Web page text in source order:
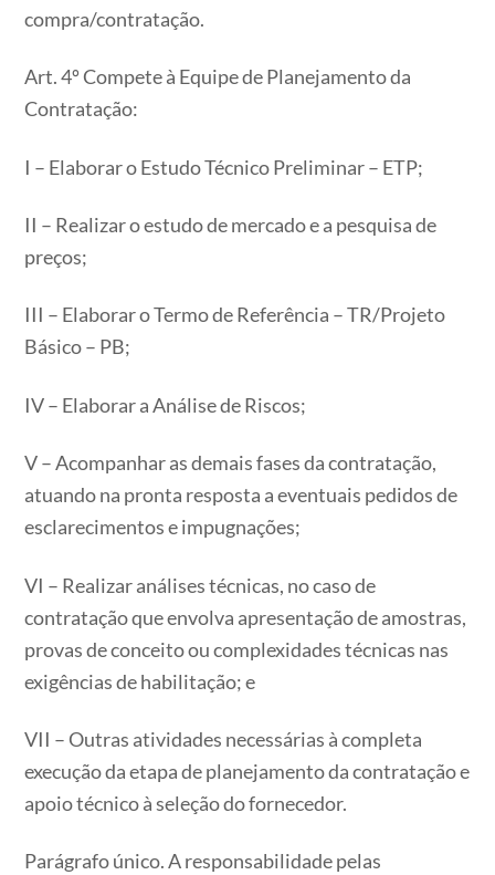
compra/contratação.
Art. 4º Compete à Equipe de Planejamento da
Contratação:
I – Elaborar o Estudo Técnico Preliminar – ETP;
II – Realizar o estudo de mercado e a pesquisa de
preços;
III – Elaborar o Termo de Referência – TR/Projeto
Básico – PB;
IV – Elaborar a Análise de Riscos;
V – Acompanhar as demais fases da contratação,
atuando na pronta resposta a eventuais pedidos de
esclarecimentos e impugnações;
VI – Realizar análises técnicas, no caso de
contratação que envolva apresentação de amostras,
provas de conceito ou complexidades técnicas nas
exigências de habilitação; e
VII – Outras atividades necessárias à completa
execução da etapa de planejamento da contratação e
apoio técnico à seleção do fornecedor.
Parágrafo único. A responsabilidade pelas